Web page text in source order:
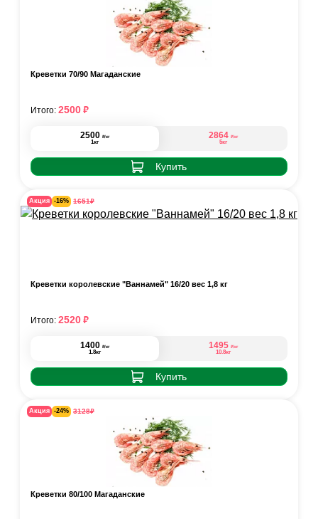
Креветки 70/90 Магаданские
2500 ₽/кг
1кг
2864 ₽/кг
5кг
Купить
Итого: 2500₽
Акция -16% 1651₽
Креветки королевские "Ваннамей" 16/20 вес 1,8 кг
1400 ₽/кг
1.8кг
1495 ₽/кг
10.8кг
Купить
Итого: 2520₽
Акция -24% 3128₽
Креветки 80/100 Магаданские